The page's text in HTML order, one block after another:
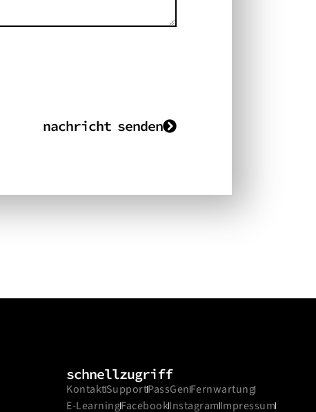
nachricht senden
schnellzugriff
KontaktSupportPassGenFernwartung
E-LearningFacebookInstagramImpressum